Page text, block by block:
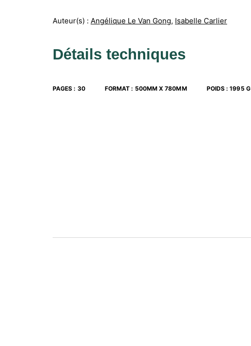
Auteur(s) : Angélique Le Van Gong, Isabelle Carlier
Détails techniques
PAGES : 30 FORMAT : 500MM X 780MM POIDS :1995 G